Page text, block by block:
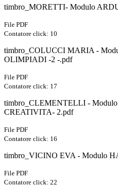
timbro_MORETTI- Modulo
File PDF
Contatore click: 10
timbro_COLUCCI MARIA -
OLIMPIADI -2 -.pdf
File PDF
Contatore click: 17
timbro_CLEMENTELLI -
CREATIVITA- 2.pdf
File PDF
Contatore click: 16
timbro_VICINO EVA - Modulo
File PDF
Contatore click: 22